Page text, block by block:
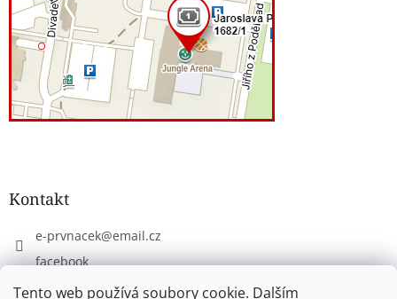
Tento web používá soubory cookie. Dalším
Kontakt
e-prvnacek@email.cz
facebook
eprvnacek